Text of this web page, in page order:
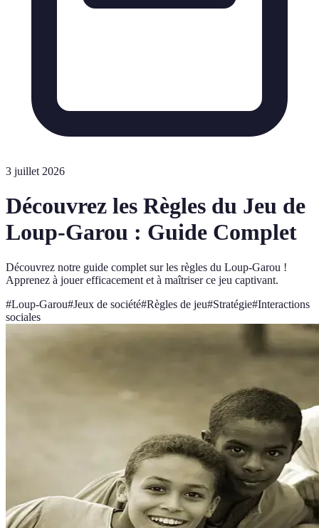
3 juillet 2026
Découvrez les Règles du Jeu de
Loup-Garou : Guide Complet
Découvrez notre guide complet sur les règles du Loup-Garou !
Apprenez à jouer efficacement et à maîtriser ce jeu captivant.
#Loup-Garou#Jeux de société#Règles de jeu#Stratégie#Interactions
sociales